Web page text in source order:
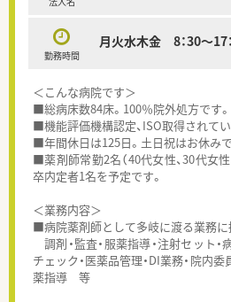
勤務時間
月火水木金 8：30～17
＜こんな病院です＞
■総病床数84床。100％院外処方です。
■機能評価機構認定、ISO取得されてい
■年間休日は125日。土日祝はお休みで
■薬剤師常勤2名（40代女性、30代女
卒内定者1名を予定です。
＜業務内容＞
■病院薬剤師として多岐に渡る業務に
調剤・監査・服薬指導・注射セット・
チェック・医薬品管理・DI業務・院内委
薬指導 等